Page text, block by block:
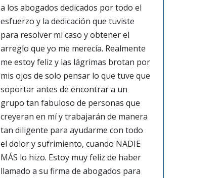
a los abogados dedicados por todo el
esfuerzo y la dedicación que tuviste
para resolver mi caso y obtener el
arreglo que yo me merecía. Realmente
me estoy feliz y las lágrimas brotan por
mis ojos de solo pensar lo que tuve que
soportar antes de encontrar a un
grupo tan fabuloso de personas que
creyeran en mí y trabajarán de manera
tan diligente para ayudarme con todo
el dolor y sufrimiento, cuando NADIE
MÁS lo hizo. Estoy muy feliz de haber
llamado a su firma de abogados para